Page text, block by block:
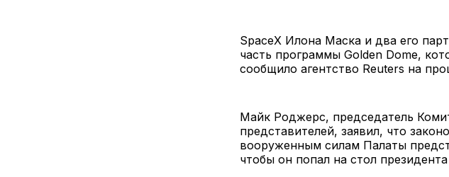
SpaceX Илона Маска и два его
часть программы Golden Dome,
сообщило агентство Reuters на
Майк Роджерс, председатель
представителей, заявил, что
вооруженным силам Палаты
чтобы он попал на стол